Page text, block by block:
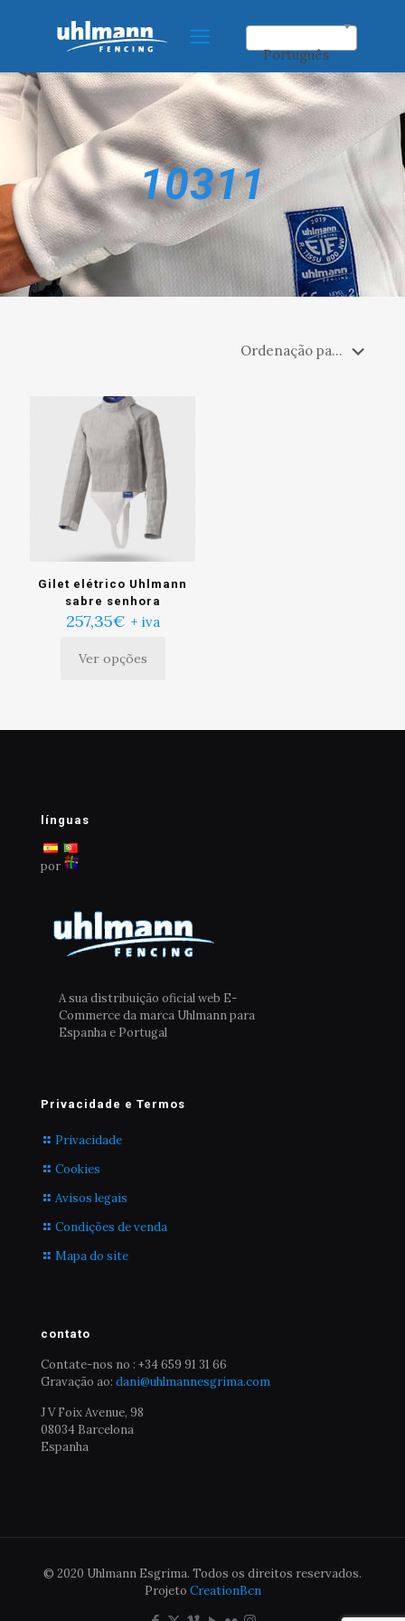
Português
10311
Gilet elétrico Uhlmann
sabre senhora
257,35€ + iva
Ver opções
Este
variantes.
escolhidas
página
do
línguas
por
A sua distribuição oficial web E-
Commerce da marca Uhlmann para
Espanha e Portugal
Privacidade e Termos
Privacidade
Cookies
Avisos legais
Condições de venda
Mapa do site
contato
Contate-nos no : +34 659 91 31 66
Gravação ao: dani@uhlmannesgrima.com
J V Foix Avenue, 98
08034 Barcelona
Espanha
© 2020 Uhlmann Esgrima. Todos os direitos reservados.
Projeto CreationBcn